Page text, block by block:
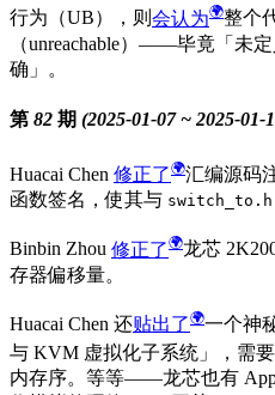
行为（UB），则 会认为
整个
（unreachable）——毕竟「未
确」。
第 82 期 (2025-01-07 ~ 2025-01-
Huacai Chen 修正了 汇编源码
函数签名，使其与 switch_to.h
Binbin Zhou 修正了
龙芯
存器偏移量。
Huacai Chen 还贴出了
一个神
与 KVM 虚拟化子系统」，需
内存序。等等——龙芯也有